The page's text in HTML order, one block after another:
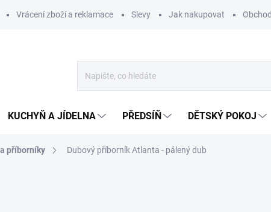
Vrácení zboží a reklamace Slevy Jak nakupovat
KUCHYŇ A JÍDELNA PŘEDSÍŇ DĚTSKÝ POKOJ
příborníky Dubový příborník Atlanta - pálený dub